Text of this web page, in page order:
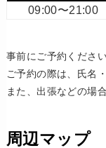
09:00〜21:00
事前にご予約くださ
ご予約の際は、氏名
また、出張などの場
周辺マップ